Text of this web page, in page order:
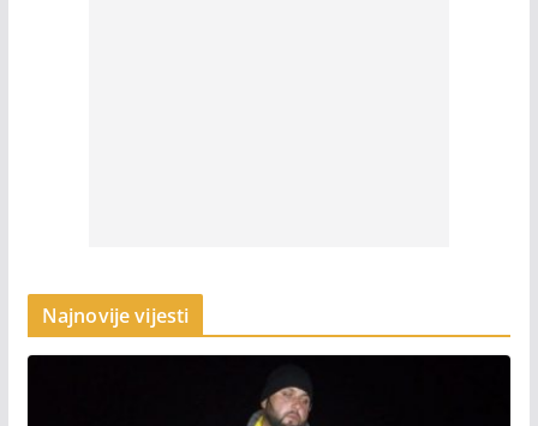
Najnovije vijesti